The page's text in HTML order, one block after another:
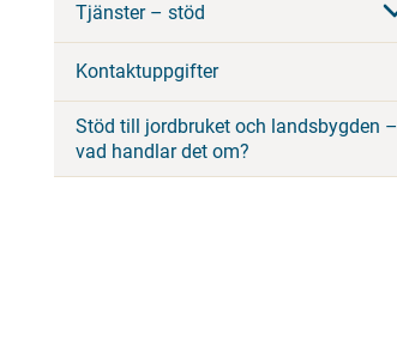
Tjänster – stöd
Kontaktuppgifter
Stöd till jordbruket och landsbygden –
vad handlar det om?